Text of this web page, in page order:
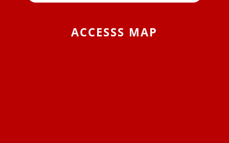
息子の大好きな箱スカGT-Rと最近うちの息子の車好きが
ACCESSS MAP